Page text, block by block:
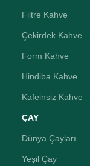
Filtre Kahve
Çekirdek Kahve
Form Kahve
Hindiba Kahve
Kafeinsiz Kahve
ÇAY
Dünya Çayları
Yeşil Çay